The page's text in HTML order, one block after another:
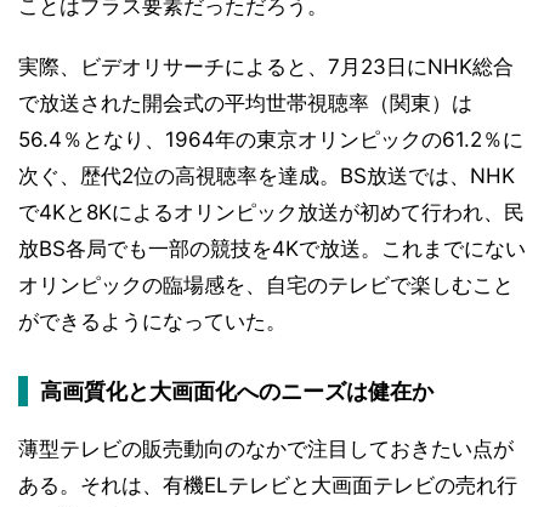
ことはプラス要素だっただろう。
実際、ビデオリサーチによると、7月23日にNHK総合
で放送された開会式の平均世帯視聴率（関東）は
56.4％となり、1964年の東京オリンピックの61.2％に
次ぐ、歴代2位の高視聴率を達成。BS放送では、NHK
で4Kと8Kによるオリンピック放送が初めて行われ、民
放BS各局でも一部の競技を4Kで放送。これまでにない
オリンピックの臨場感を、自宅のテレビで楽しむこと
ができるようになっていた。
高画質化と大画面化へのニーズは健在か
薄型テレビの販売動向のなかで注目しておきたい点が
ある。それは、有機ELテレビと大画面テレビの売れ行